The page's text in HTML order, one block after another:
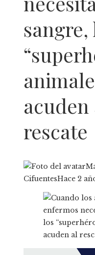
sangre,
acuden
rescate
CifuentesHace 2